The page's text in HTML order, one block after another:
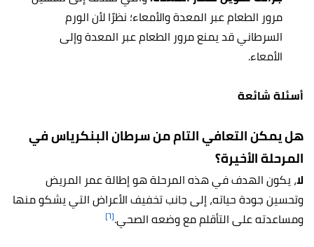
مرور الطعام عبر المعدة والأمعاء؛ نظرًا لأن الورم
السرطاني قد يمنع مرور الطعام عبر المعدة وإلى
الأمعاء.
أسئلة شائعة
هل يمكن التعافي التام من سرطان البنكرياس في
المرحلة الأخيرة؟
لا، يكون الهدف في هذه المرحلة هو إطالة عمر المريض
وتحسين جودة حياته، إلى جانب تخفيف الأعراض التي يشكو منها
ومساعدته على التأقلم مع وضعه الصحي.[٦]